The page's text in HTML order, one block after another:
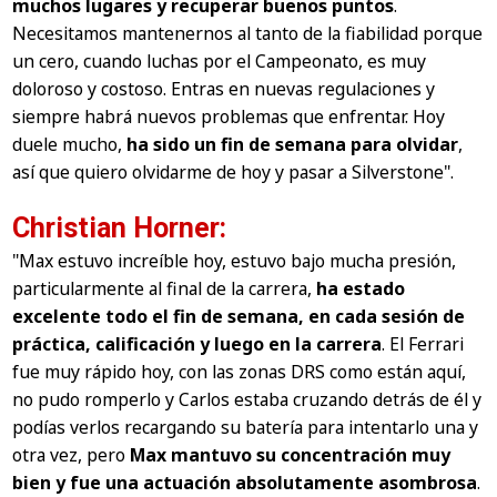
muchos lugares y recuperar buenos puntos.
Necesitamos mantenernos al tanto de la fiabilidad porque
un cero, cuando luchas por el Campeonato, es muy
doloroso y costoso. Entras en nuevas regulaciones y
siempre habrá nuevos problemas que enfrentar. Hoy
duele mucho, ha sido un fin de semana para olvidar,
así que quiero olvidarme de hoy y pasar a Silverstone".
Christian Horner:
"Max estuvo increíble hoy, estuvo bajo mucha presión,
particularmente al final de la carrera, ha estado
excelente todo el fin de semana, en cada sesión de
práctica, calificación y luego en la carrera. El Ferrari
fue muy rápido hoy, con las zonas DRS como están aquí,
no pudo romperlo y Carlos estaba cruzando detrás de él y
podías verlos recargando su batería para intentarlo una y
otra vez, pero Max mantuvo su concentración muy
bien y fue una actuación absolutamente asombrosa.